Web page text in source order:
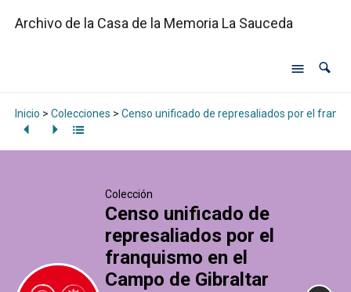
Archivo de la Casa de la Memoria La Sauceda
Inicio > Colecciones > Censo unificado de represaliados por el
Colección
Censo unificado de
represaliados por el
franquismo en el
Campo de Gibraltar